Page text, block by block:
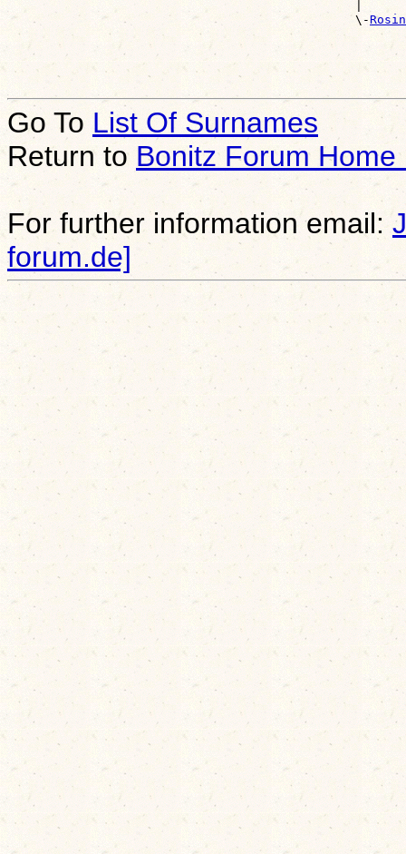
                                                \-
Go To List Of Surnames
Return to Bonitz Forum Home
For further information email:
forum.de]